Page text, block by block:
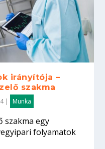
irányítója –
szakma
| Munka
szakma egy
folyamatok